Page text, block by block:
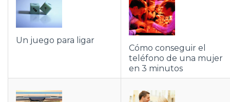
Un juego para ligar
Cómo conseguir el
teléfono de una mujer
en 3 minutos